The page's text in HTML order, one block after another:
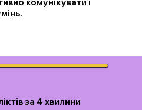
за 4 хвилини